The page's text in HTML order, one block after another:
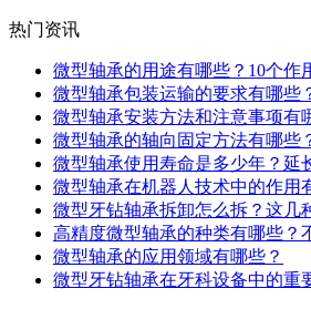
热门资讯
微型轴承的用途有哪些？10个作
微型轴承包装运输的要求有哪些
微型轴承安装方法和注意事项有
微型轴承的轴向固定方法有哪些
微型轴承使用寿命是多少年？延
微型轴承在机器人技术中的作用
微型牙钻轴承拆卸怎么拆？这几
高精度微型轴承的种类有哪些？
微型轴承的应用领域有哪些？
微型牙钻轴承在牙科设备中的重